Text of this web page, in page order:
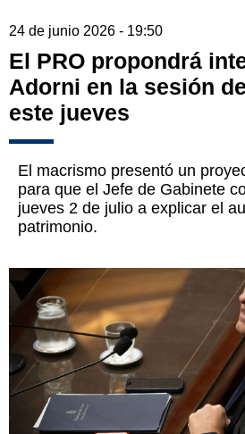
24 de junio 2026 - 19:50
El PRO propondrá
Adorni en la sesión
este jueves
El macrismo presentó un
para que el Jefe de Gabinete
jueves 2 de julio a explicar el
patrimonio.